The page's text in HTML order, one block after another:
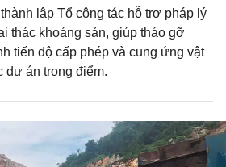
lập Tổ công tác hỗ trợ pháp lý
thác khoáng sản, giúp tháo gỡ
tiến độ cấp phép và cung ứng vật
dự án trọng điểm.